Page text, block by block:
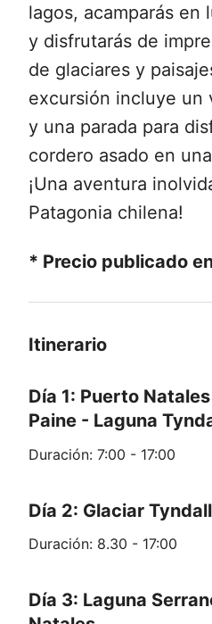
lagos, acamparás en
y disfrutarás de
de glaciares y
excursión incluye un
y una parada para
cordero asado en
¡Una aventura
Patagonia chilena!
* Precio publicado
Itinerario
Día 1: Puerto
Paine - Laguna
Duración: 7:00 - 17:00
en nuestro vehículo
Natales hacia la zona
del Paine (si ya se
Día 2: Glaciar
Duración: 8.30 - 17:00
energía para
Día 3: Laguna